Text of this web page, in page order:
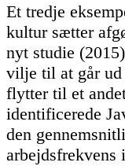
Et tredje
kultur sætter
nyt studie
vilje til at går ud
flytter til et
identificerede
den